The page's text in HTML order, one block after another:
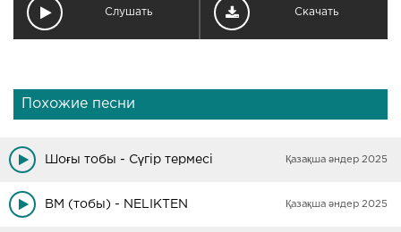
Слушать Скачать
Похожие песни
Шоғы тобы - Сүгір термесі Қазақша әндер 2025
BM (тобы) - NELIKTEN Қазақша әндер 2025